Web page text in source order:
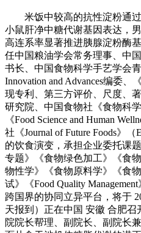
米饭中较高的抗性淀粉通过
小鼠肝净中糖代谢基因表达，
高连系率显著推进胰腺淀粉酶
任中国粮油学会常务理事、中
书长、中国食物科学手艺学会
Innovation and Advances编委
现专利、第三方评价、尺度、
研究院、中国食物社《食物科
《Food Science and Human
社《Journal of Future Foods》
的饮食演变，承担企业委托课
专题》《食物绿色加工》《食
物性学》《食物原料学》《食
试》《Food Quality
跨国界的协同立异平台，将于
天报到）正在中国 安徽 合肥
院院长帮理、副院长、副院长